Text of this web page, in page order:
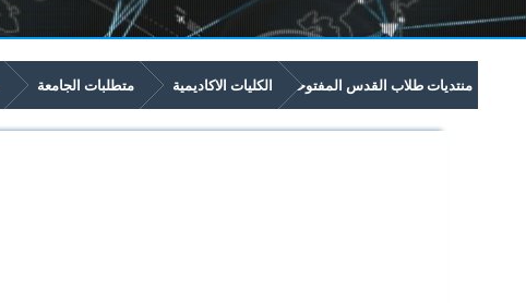
منتديات طلاب القدس المفتوحة الكليات الاكاديمية متطلبات الجامعة